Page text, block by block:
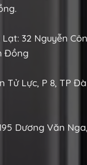
32 Nguyễn
Đồng
Tử Lực, P 8, TP
Dương Văn